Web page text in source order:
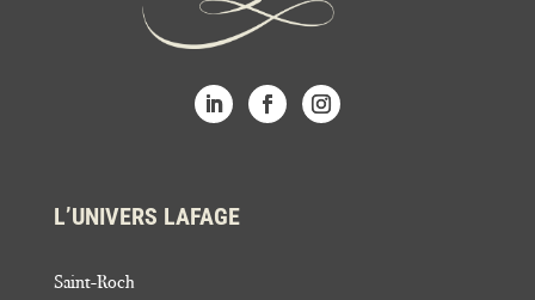
L’UNIVERS LAFAGE
Saint-Roch